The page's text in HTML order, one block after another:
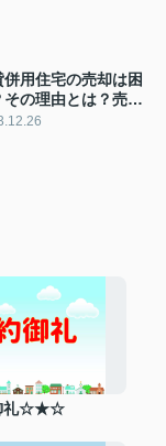
併用住宅の売却は困
その理由とは？売却
とは？
礼☆★☆